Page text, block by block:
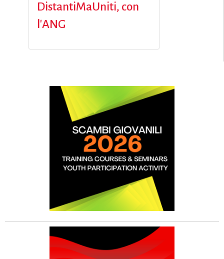
DistantiMaUniti, con
l'ANG